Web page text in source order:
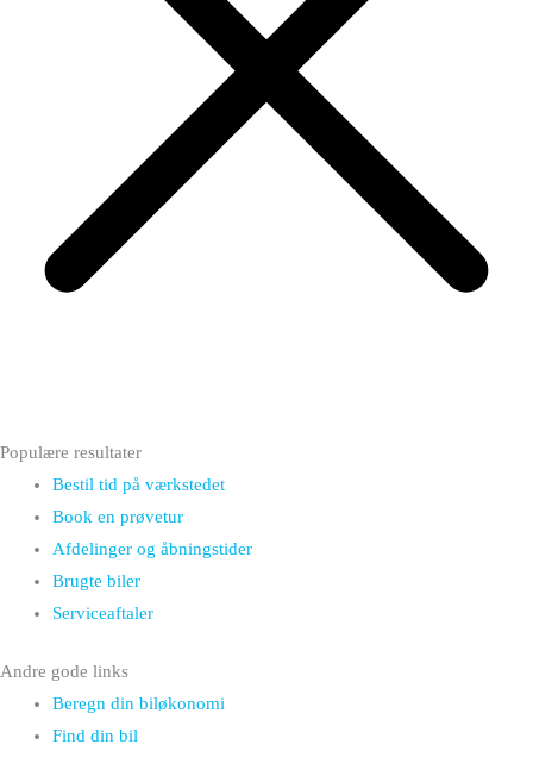
Populære resultater
Bestil tid på værkstedet
Book en prøvetur
Afdelinger og åbningstider
Brugte biler
Serviceaftaler
Andre gode links
Beregn din biløkonomi
Find din bil